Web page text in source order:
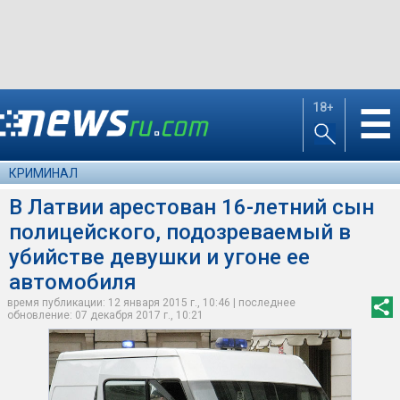
18+ ☰
КРИМИНАЛ
В Латвии арестован 16-летний сын
полицейского, подозреваемый в
убийстве девушки и угоне ее
автомобиля
время публикации: 12 января 2015 г., 10:46 | последнее
обновление: 07 декабря 2017 г., 10:21